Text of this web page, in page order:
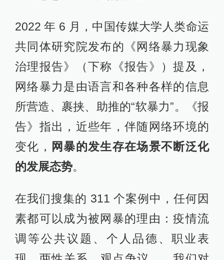
2022 年 6 月，中国传媒大学人类命运
共同体研究院发布的《网络暴力现象
治理报告》（下称《报告》）提及，
网络暴力是由语言和各种各样的信息
所营造、裹挟、助推的“软暴力”。《报
告》指出，近些年，伴随网络环境的
变化， 网暴的发生存在场景不断泛化
的发展态势。
在我们搜集的 311 个案例中，任何因
素都可以成为被网暴的理由：疫情流
调等公共议题、个人品德、职业表